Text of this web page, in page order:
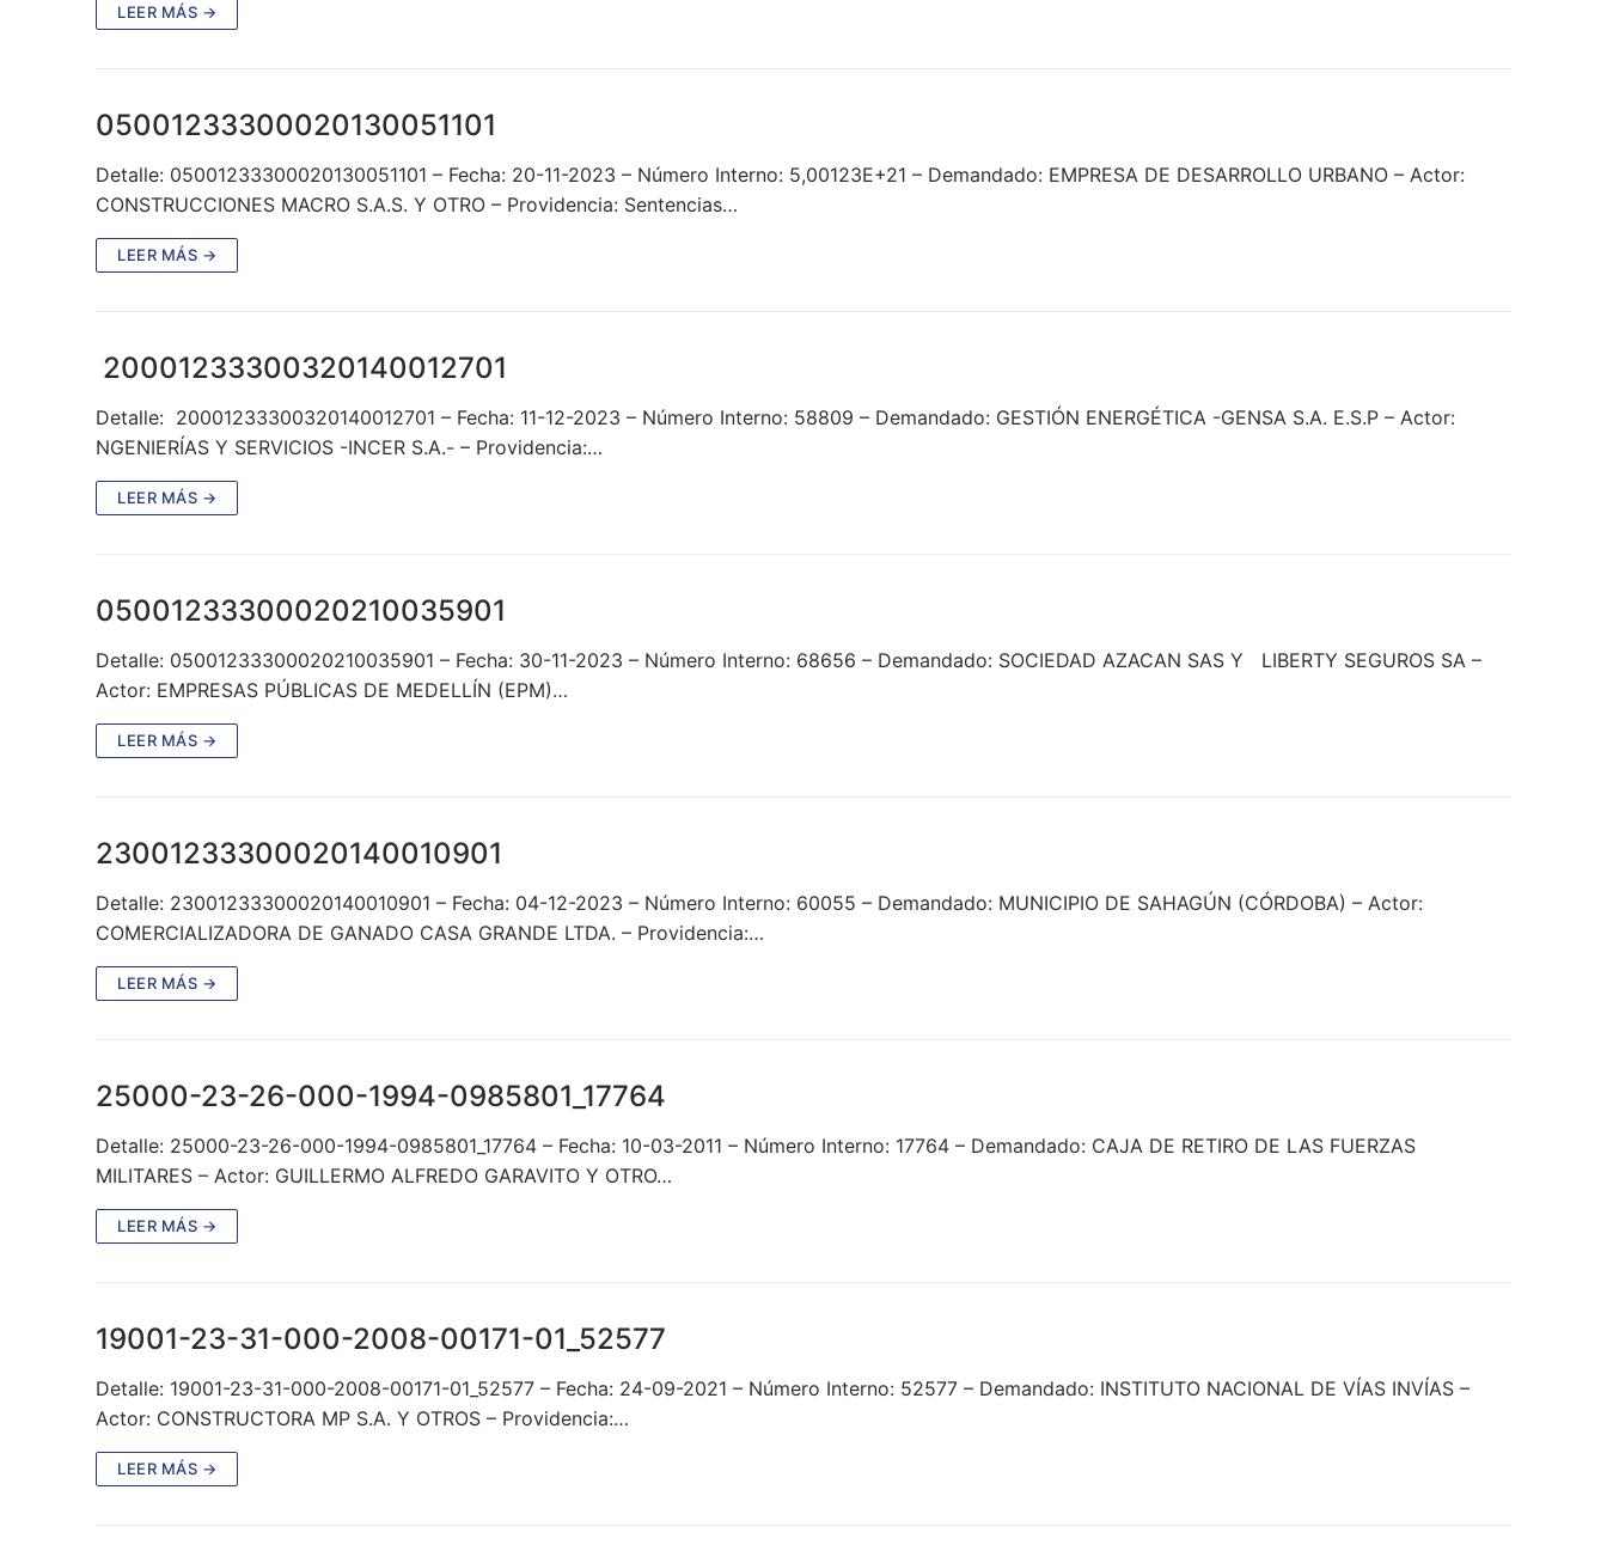
LEER MÁS →
05001233300020130051101
Detalle: 05001233300020130051101 – Fecha: 20-11-2023 – Número Interno: 5,00123E+21 – Demandado: EMPRESA DE DESARROLLO URBANO – Actor:
CONSTRUCCIONES MACRO S.A.S. Y OTRO – Providencia: Sentencias…
LEER MÁS →
20001233300320140012701
Detalle: 20001233300320140012701 – Fecha: 11-12-2023 – Número Interno: 58809 – Demandado: GESTIÓN ENERGÉTICA -GENSA S.A. E.S.P – Actor:
NGENIERÍAS Y SERVICIOS -INCER S.A.- – Providencia:…
LEER MÁS →
05001233300020210035901
Detalle: 05001233300020210035901 – Fecha: 30-11-2023 – Número Interno: 68656 – Demandado: SOCIEDAD AZACAN SAS Y LIBERTY SEGUROS SA –
Actor: EMPRESAS PÚBLICAS DE MEDELLÍN (EPM)…
LEER MÁS →
23001233300020140010901
Detalle: 23001233300020140010901 – Fecha: 04-12-2023 – Número Interno: 60055 – Demandado: MUNICIPIO DE SAHAGÚN (CÓRDOBA) – Actor:
COMERCIALIZADORA DE GANADO CASA GRANDE LTDA. – Providencia:…
LEER MÁS →
25000-23-26-000-1994-0985801_17764
Detalle: 25000-23-26-000-1994-0985801_17764 – Fecha: 10-03-2011 – Número Interno: 17764 – Demandado: CAJA DE RETIRO DE LAS FUERZAS
MILITARES – Actor: GUILLERMO ALFREDO GARAVITO Y OTRO…
LEER MÁS →
19001-23-31-000-2008-00171-01_52577
Detalle: 19001-23-31-000-2008-00171-01_52577 – Fecha: 24-09-2021 – Número Interno: 52577 – Demandado: INSTITUTO NACIONAL DE VÍAS INVÍAS –
Actor: CONSTRUCTORA MP S.A. Y OTROS – Providencia:…
LEER MÁS →